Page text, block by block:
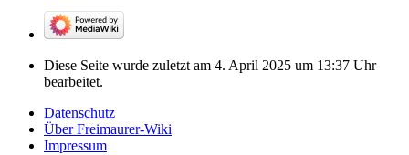
Diese Seite wurde zuletzt am 4. April 2025 um 13:37 Uhr
bearbeitet.
Datenschutz
Über Freimaurer-Wiki
Impressum